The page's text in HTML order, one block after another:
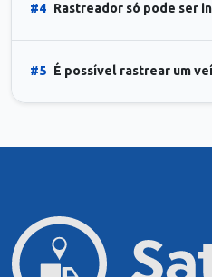
#4 Rastreador só pode ser
#5 É possível rastrear um